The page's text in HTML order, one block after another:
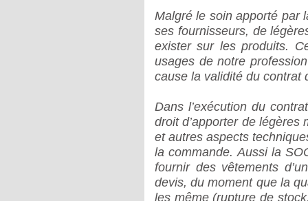
Malgré le soin apporté par
ses fournisseurs, de
exister sur les produits.
usages de notre
cause la validité du contrat
Dans l’exécution du
droit d’apporter de
et autres aspects
la commande. Aussi la
fournir des vêtements
devis, du moment que la
les même (rupture de